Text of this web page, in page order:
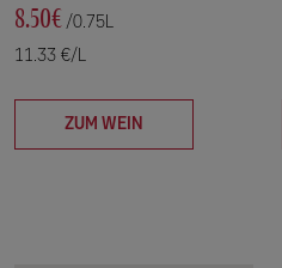
8.50€ /0.75L
11.33 €/L
ZUM WEIN